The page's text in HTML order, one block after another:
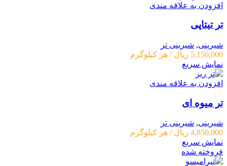
افزودن به علاقه مندی
تر تیتاپی
شیرینی, شیرینی تر
5,150,000 ریال / هر کیلوگرم
نمایش سریع
افزودن به علاقه مندی
تر میوه ای
شیرینی, شیرینی تر
4,850,000 ریال / هر کیلوگرم
نمایش سریع
فروخته شده